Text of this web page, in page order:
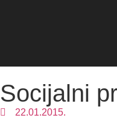
Socijalni
22.01.2015.